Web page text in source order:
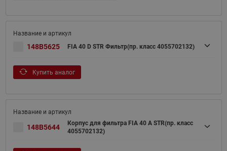
148B5625 FIA 40 D STR Фильтр(пр. класс 4055702132)
Купить аналог
148B5644
Корпус для фильтра FIA 40 A STR(пр. класс
4055702132)